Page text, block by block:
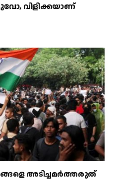
വിളിക്കയാണ്
അടിച്ചമര്‍ത്തരുത്